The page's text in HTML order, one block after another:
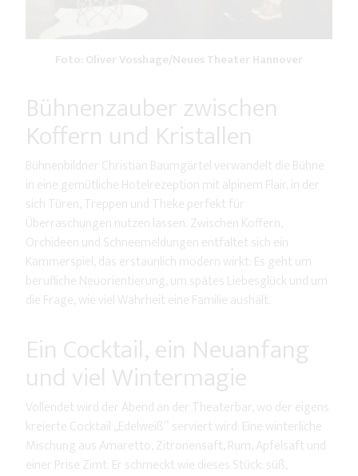
Foto: Oliver Vosshage/Neues Theater Hannover
Bühnenzauber zwischen
Koffern und Kristallen
Bühnenbildner Christian Baumgärtel verwandelt die Bühne
in eine gemütliche Hotelrezeption mit alpinem Flair, in der
sich Türen, Treppen und Theke perfekt für
Überraschungen nutzen lassen. Zwischen Koffern,
Orchideen und Schneemeldungen entfaltet sich ein
Kammerspiel, das erstaunlich modern wirkt: Es geht um
berufliche Neuorientierung, um spätes Liebesglück und um
die Frage, wie viel Wahrheit eine Familie aushält.
Ein Cocktail, ein Neuanfang
und viel Wintermagie
Vollendet wird der Abend an der Theaterbar, wo der eigens
kreierte Cocktail „Edelweiß“ serviert wird: Eine winterliche
Mischung aus Amaretto, Zitronensaft, Rum, Apfelsaft und
einer Prise Zimt. Er schmeckt wie dieses Stück: süß,